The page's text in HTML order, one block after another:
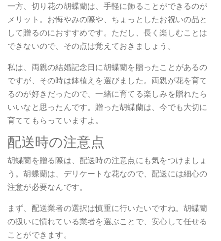
一方、切り花の胡蝶蘭は、手軽に飾ることができるのが
メリット。お悔やみの際や、ちょっとしたお祝いの品と
して贈るのにおすすめです。ただし、長く楽しむことは
できないので、その点は覚えておきましょう。
私は、両親の結婚記念日に胡蝶蘭を贈ったことがあるの
ですが、その時は鉢植えを選びました。両親が花を育て
るのが好きだったので、一緒に育てる楽しみを贈れたら
いいなと思ったんです。贈った胡蝶蘭は、今でも大切に
育ててもらっていますよ。
配送時の注意点
胡蝶蘭を贈る際は、配送時の注意点にも気をつけましょ
う。胡蝶蘭は、デリケートな花なので、配送には細心の
注意が必要なんです。
まず、配送業者の選択は慎重に行いたいですね。胡蝶蘭
の扱いに慣れている業者を選ぶことで、安心して任せる
ことができます。